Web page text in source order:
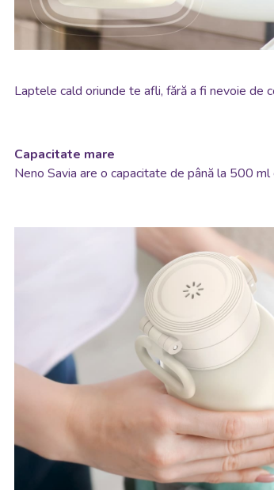
Laptele cald oriunde te afli, fără a fi nevoie de
Capacitate mare
Neno Savia are o capacitate de până la 500